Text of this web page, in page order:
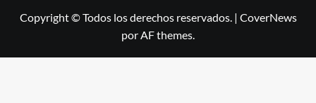
Copyright © Todos los derechos reservados. | CoverNews
por AF themes.